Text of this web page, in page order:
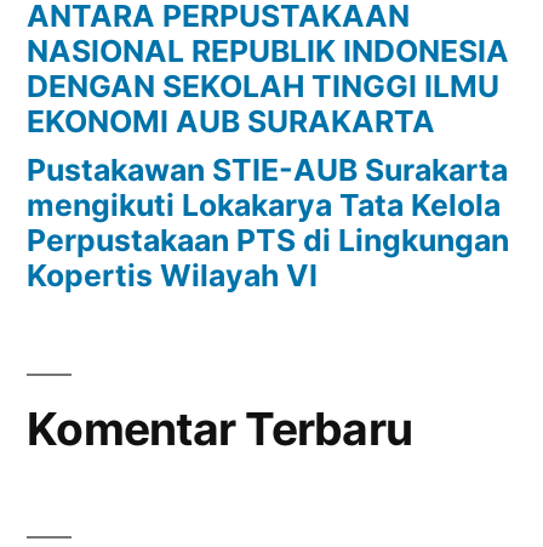
ANTARA PERPUSTAKAAN
NASIONAL REPUBLIK INDONESIA
DENGAN SEKOLAH TINGGI ILMU
EKONOMI AUB SURAKARTA
Pustakawan STIE-AUB Surakarta
mengikuti Lokakarya Tata Kelola
Perpustakaan PTS di Lingkungan
Kopertis Wilayah VI
Komentar Terbaru